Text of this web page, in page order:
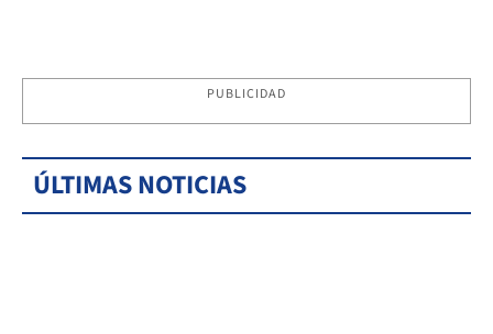
PUBLICIDAD
ÚLTIMAS NOTICIAS